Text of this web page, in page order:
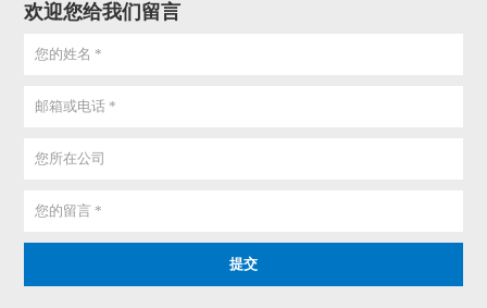
欢迎您给我们留言